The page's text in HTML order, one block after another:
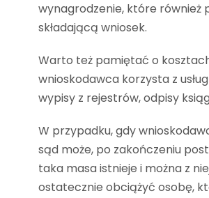
wynagrodzenie, które
składającą wniosek.
Warto też pamiętać o
wnioskodawca korzysta z
wypisy z rejestrów, odpisy
W przypadku, gdy
sąd może, po zakończeniu
taka masa istnieje i można z
ostatecznie obciążyć osobę,